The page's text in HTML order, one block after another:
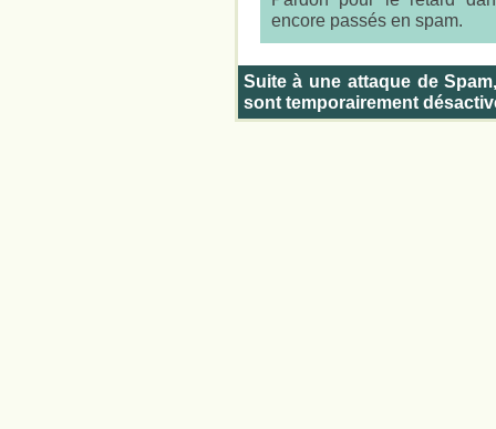
encore passés en spam.
Suite à une attaque de
sont temporairement